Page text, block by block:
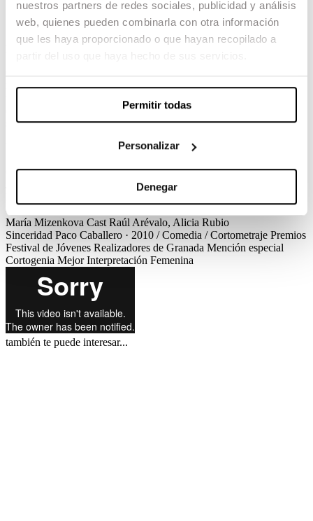
nuestros partners de redes sociales, publicidad y análisis
web, quienes pueden combinarla con otra información
que les haya proporcionado o que hayan recopilado a
Permitir todas
Personalizar
Denegar
Sinceridad
Paco Caballero / Comedia / Cortometraje
ruptura de once meses en la que no se han visto ni han sabido nada
contarse todo lo que ha pasado en el tiempo que han estado
separados…
Premios
GuionPaco Caballero Dirección de ProducciónMarina Montalà,
Dirección de FotografíaRoberto San Eugenio
Montaje
de sonido
María Mizenkova Cast Raúl Arévalo, Alicia Rubio
Sinceridad Paco Caballero · 2010 / Comedia / Cortometraje Premios
Festival de Jóvenes Realizadores de Granada Mención especial
Cortogenia Mejor Interpretación Femenina
también te puede interesar...